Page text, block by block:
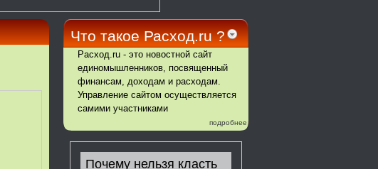
Что такое Расход.ru ?
Расход.ru - это новостной сайт
единомышленников, посвященный
финансам, доходам и расходам.
Управление сайтом осуществляется
самими участниками
подробнее